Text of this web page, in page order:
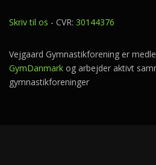
Skriv til os - CVR: 30144376
Vejgaard Gymnastikforening er
GymDanmark og arbejder aktivt
gymnastikforeninger